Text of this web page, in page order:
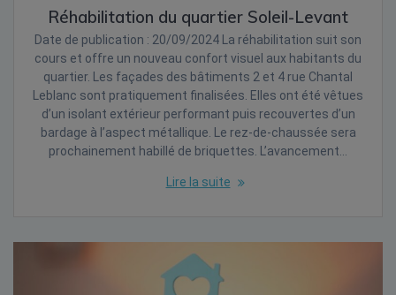
Réhabilitation du quartier Soleil-Levant
Date de publication : 20/09/2024 La réhabilitation suit son
cours et offre un nouveau confort visuel aux habitants du
quartier. Les façades des bâtiments 2 et 4 rue Chantal
Leblanc sont pratiquement finalisées. Elles ont été vêtues
d’un isolant extérieur performant puis recouvertes d’un
bardage à l’aspect métallique. Le rez-de-chaussée sera
prochainement habillé de briquettes. L’avancement…
Lire la suite